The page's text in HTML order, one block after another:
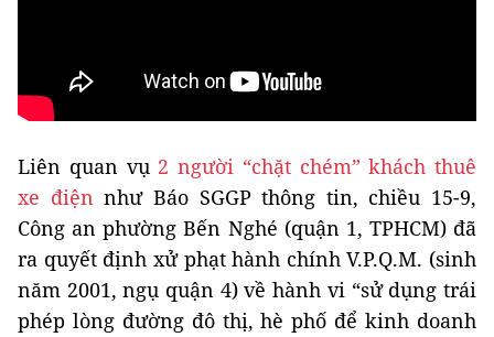
Liên quan vụ 2 người “chặt chém” khách thuê
xe điện như Báo SGGP thông tin, chiều 15-9,
Công an phường Bến Nghé (quận 1, TPHCM) đã
ra quyết định xử phạt hành chính V.P.Q.M. (sinh
năm 2001, ngụ quận 4) về hành vi “sử dụng trái
phép lòng đường đô thị, hè phố để kinh doanh